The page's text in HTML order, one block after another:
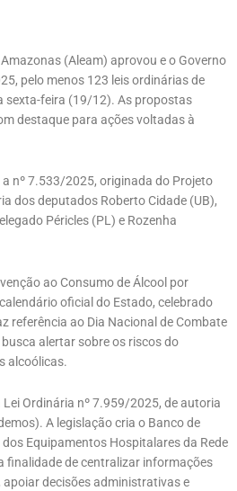
(Aleam) aprovou e o Governo
pelo menos 123 leis ordinárias de
sexta-feira (19/12). As propostas
destaque para ações voltadas à
nº 7.533/2025, originada do Projeto
dos deputados Roberto Cidade (UB),
Péricles (PL) e Rozenha
ao Consumo de Álcool por
oficial do Estado, celebrado
referência ao Dia Nacional de Combate
alertar sobre os riscos do
alcoólicas.
Ordinária nº 7.959/2025, de autoria
A legislação cria o Banco de
Equipamentos Hospitalares da Rede
finalidade de centralizar informações
decisões administrativas e